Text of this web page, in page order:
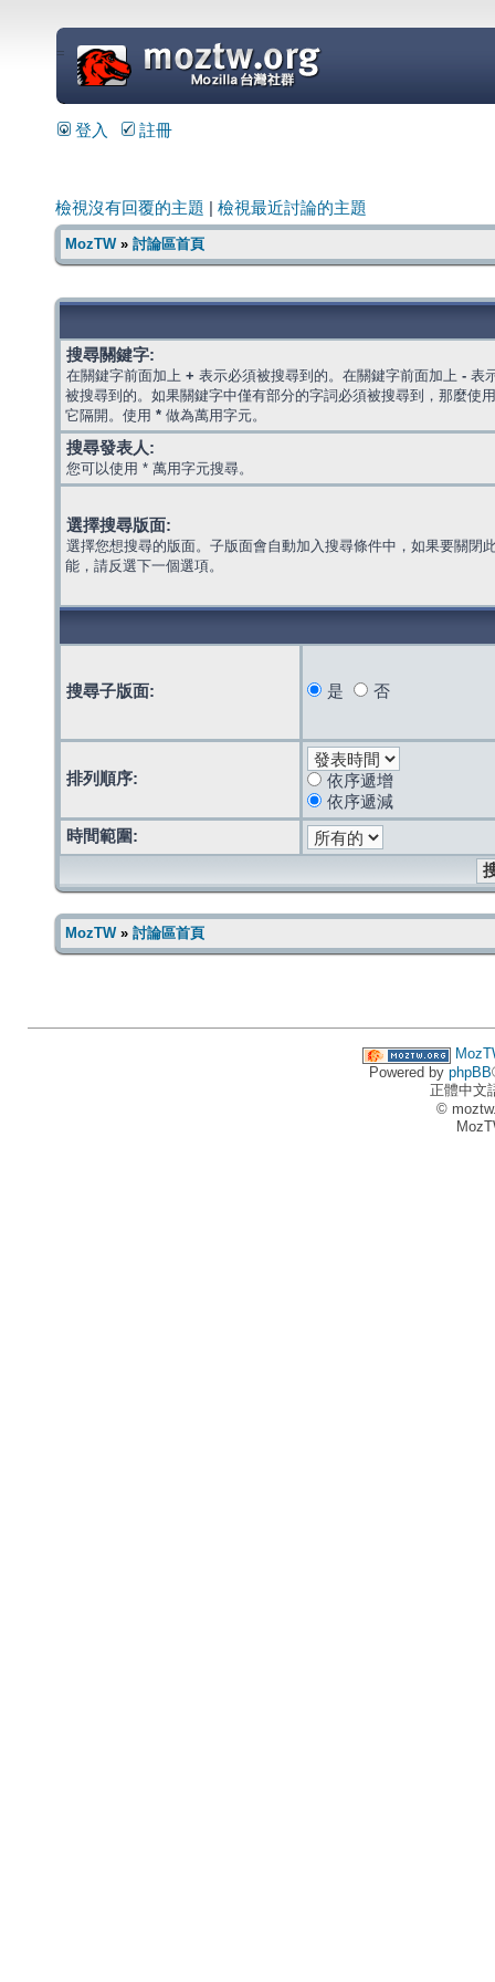
=
登入 註冊
檢視沒有回覆的主題 檢視最近討論的主題
MozTW» 討論區首頁
搜尋關鍵字:
在關鍵字前面加上 + 表示必須被搜尋到的。在關鍵字前面加上 - 表
被搜尋到的。如果關鍵字中僅有部分的字詞必須被搜尋到，那麼使
它隔開。使用 * 做為萬用字元。
搜尋發表人:
您可以使用 * 萬用字元搜尋。
選擇搜尋版面:
選擇您想搜尋的版面。子版面會自動加入搜尋條件中，如果要關閉
能，請反選下一個選項。
搜尋子版面: 是 否
排列順序:
依序遞增
依序遞減
時間範圍:
MozTW» 討論區首頁
Powered by phpBB
正體中文
©